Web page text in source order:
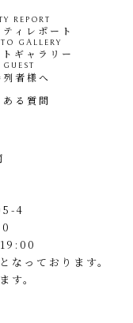
REPORT
ィレポート
GALLERY
トギャラリー
GUEST
列者様へ
ある質問
4
なっております。
す。